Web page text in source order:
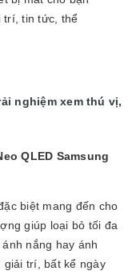
trí, tin tức, thể
nghiệm xem thú vị,
biệt mang đến cho
giúp loại bỏ tối đa
nắng hay ánh
giải trí, bất kể ngày